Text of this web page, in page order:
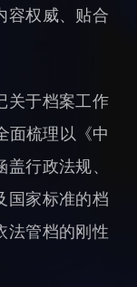
容权威、贴合
关于档案工作
面梳理以《中
行政法规、
国家标准的档
法管档的刚性